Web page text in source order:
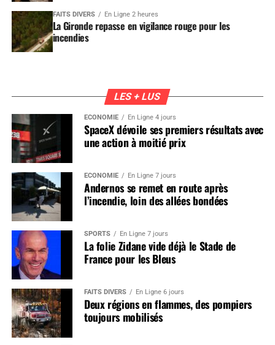
FAITS DIVERS En Ligne 2 heures
La Gironde repasse en vigilance rouge pour les
incendies
LES + LUS
ÉCONOMIE En Ligne 4 jours
SpaceX dévoile ses premiers résultats avec
une action à moitié prix
ÉCONOMIE En Ligne 7 jours
Andernos se remet en route après
l’incendie, loin des allées bondées
SPORTS En Ligne 7 jours
La folie Zidane vide déjà le Stade de
France pour les Bleus
FAITS DIVERS En Ligne 6 jours
Deux régions en flammes, des pompiers
toujours mobilisés